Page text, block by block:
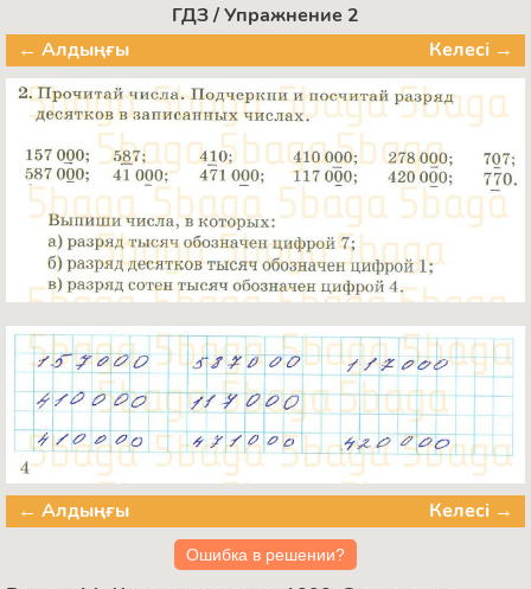
ГДЗ / Упражнение 2
← Алдыңғы
Келесі →
← Алдыңғы Келесі →
Ошибка в решении?